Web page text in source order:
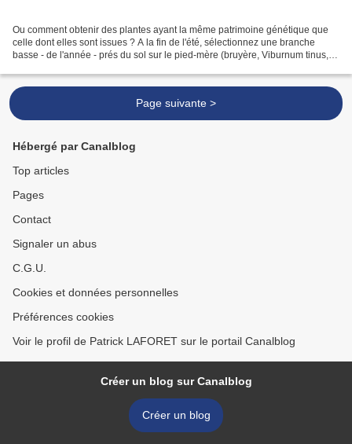
Ou comment obtenir des plantes ayant la même patrimoine génétique que
celle dont elles sont issues ? A la fin de l'été, sélectionnez une branche
basse - de l'année - prés du sol sur le pied-mère (bruyère, Viburnum tinus,
Page suivante >
Hébergé par Canalblog
Top articles
Pages
Contact
Signaler un abus
C.G.U.
Cookies et données personnelles
Préférences cookies
Voir le profil de Patrick LAFORET sur le portail Canalblog
Créer un blog sur Canalblog
Créer un blog